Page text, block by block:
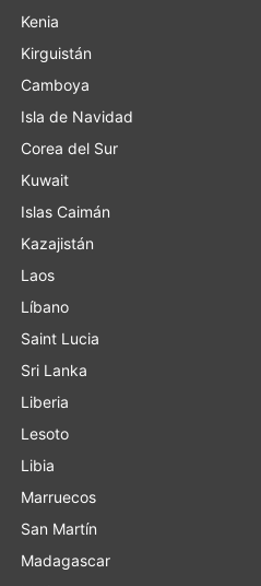
Kenia
Kirguistán
Camboya
Isla de Navidad
Corea del Sur
Kuwait
Islas Caimán
Kazajistán
Laos
Líbano
Saint Lucia
Sri Lanka
Liberia
Lesoto
Libia
Marruecos
San Martín
Madagascar